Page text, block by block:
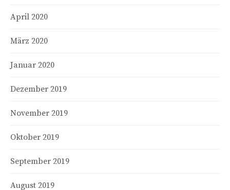
April 2020
März 2020
Januar 2020
Dezember 2019
November 2019
Oktober 2019
September 2019
August 2019